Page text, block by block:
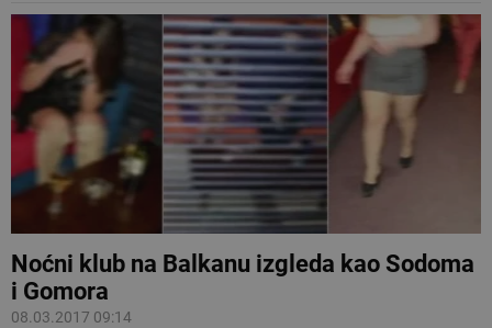
Noćni klub na Balkanu izgleda kao Sodoma
i Gomora
08.03.2017 09:14